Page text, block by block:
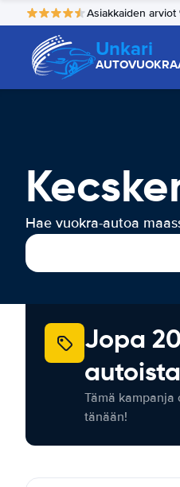
Asiakkaiden arviot
Unkari
Hae vuokra-autoa
Jopa
Tämä kampanja
tänään!